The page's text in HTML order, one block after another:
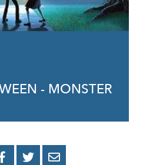
- MONSTER
PARTAGER
PARTAGER
PARTAGER